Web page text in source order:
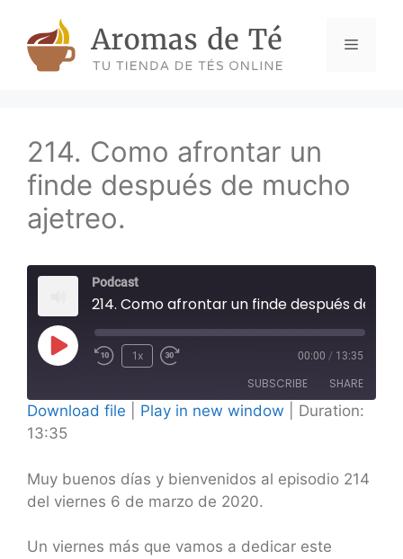
content
Menu
214. Como afrontar un
finde después de mucho
ajetreo.
Podcast
Play
1x 00:00 / 13:35
SUBSCRIBE SHARE
SHARE
LINK
Download file Play in new window
Duration:
13:35
Muy buenos días y bienvenidos al episodio 214
del viernes 6 de marzo de 2020.
Un viernes más que vamos a dedicar este